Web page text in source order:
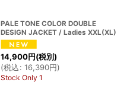
PALE TONE COLOR DOUBLE
DESIGN JACKET / Ladies XXL(XL)
14,900円(税別)
(税込: 16,390円)
Stock Only 1